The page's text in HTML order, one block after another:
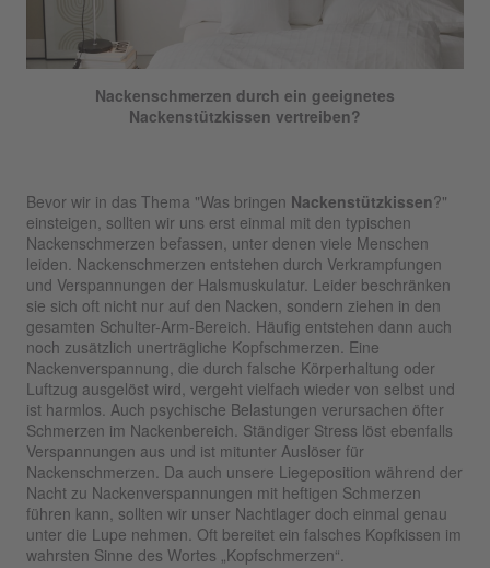
Nackenschmerzen durch ein geeignetes
Nackenstützkissen vertreiben?
Bevor wir in das Thema "Was bringen Nackenstützkissen?"
einsteigen, sollten wir uns erst einmal mit den typischen
Nackenschmerzen befassen, unter denen viele Menschen
leiden. Nackenschmerzen entstehen durch Verkrampfungen
und Verspannungen der Halsmuskulatur. Leider beschränken
sie sich oft nicht nur auf den Nacken, sondern ziehen in den
gesamten Schulter-Arm-Bereich. Häufig entstehen dann auch
noch zusätzlich unerträgliche Kopfschmerzen. Eine
Nackenverspannung, die durch falsche Körperhaltung oder
Luftzug ausgelöst wird, vergeht vielfach wieder von selbst und
ist harmlos. Auch psychische Belastungen verursachen öfter
Schmerzen im Nackenbereich. Ständiger Stress löst ebenfalls
Verspannungen aus und ist mitunter Auslöser für
Nackenschmerzen. Da auch unsere Liegeposition während der
Nacht zu Nackenverspannungen mit heftigen Schmerzen
führen kann, sollten wir unser Nachtlager doch einmal genau
unter die Lupe nehmen. Oft bereitet ein falsches Kopfkissen im
wahrsten Sinne des Wortes „Kopfschmerzen“.